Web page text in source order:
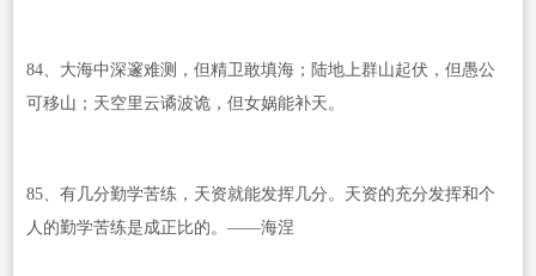
84、大海中深邃难测，但精卫敢填海；陆地上群山起伏，但愚公
可移山；天空里云谲波诡，但女娲能补天。
85、有几分勤学苦练，天资就能发挥几分。天资的充分发挥和个
人的勤学苦练是成正比的。——海涅